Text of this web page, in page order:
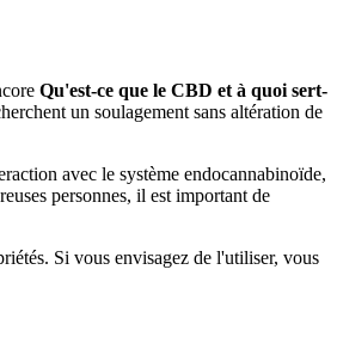
Qu'est-ce que le CBD et à quoi sert-
un soulagement sans altération de
avec le système endocannabinoïde,
personnes, il est important de
Si vous envisagez de l'utiliser, vous